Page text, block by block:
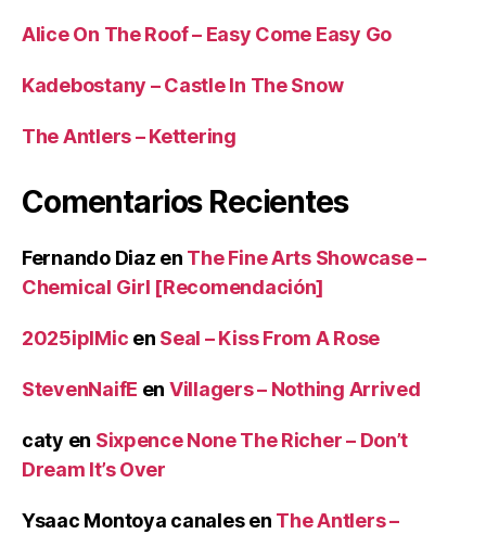
Alice On The Roof – Easy Come Easy Go
Kadebostany – Castle In The Snow
The Antlers – Kettering
Comentarios Recientes
Fernando Diaz en The Fine Arts Showcase –
Chemical Girl [Recomendación]
2025iplMic en Seal – Kiss From A Rose
StevenNaifE en Villagers – Nothing Arrived
caty en Sixpence None The Richer – Don’t
Dream It’s Over
Ysaac Montoya canalesen The Antlers –